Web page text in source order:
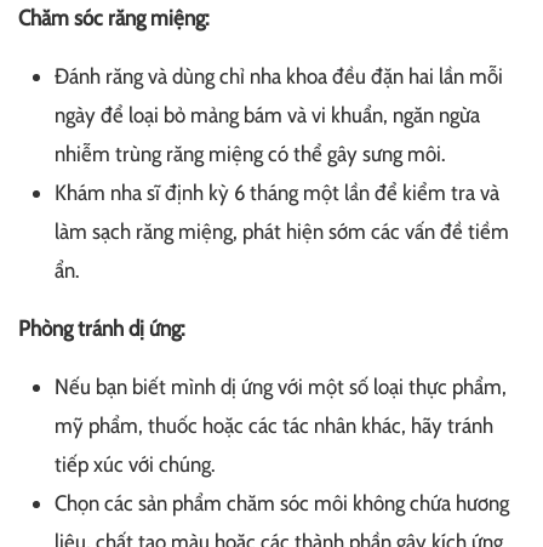
Chăm sóc răng miệng:
Đánh răng và dùng chỉ nha khoa đều đặn hai lần mỗi
ngày để loại bỏ mảng bám và vi khuẩn, ngăn ngừa
nhiễm trùng răng miệng có thể gây sưng môi.
Khám nha sĩ định kỳ 6 tháng một lần để kiểm tra và
làm sạch răng miệng, phát hiện sớm các vấn đề tiềm
ẩn.
Phòng tránh dị ứng:
Nếu bạn biết mình dị ứng với một số loại thực phẩm,
mỹ phẩm, thuốc hoặc các tác nhân khác, hãy tránh
tiếp xúc với chúng.
Chọn các sản phẩm chăm sóc môi không chứa hương